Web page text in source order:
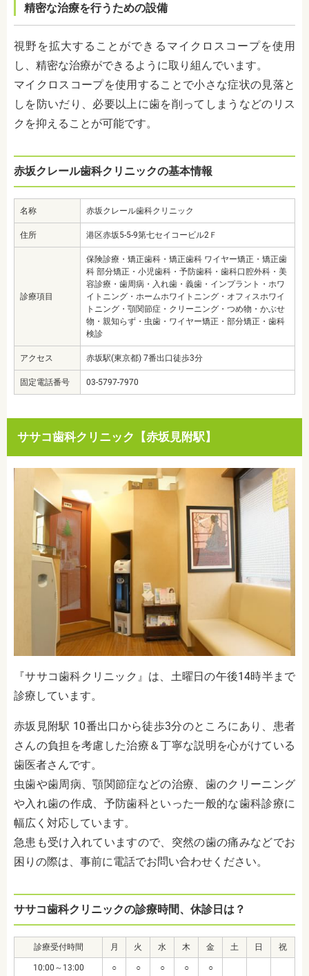
精密な治療を行うための設備
視野を拡大することができるマイクロスコープを使用
し、精密な治療ができるように取り組んでいます。
マイクロスコープを使用することで小さな症状の見落と
しを防いだり、必要以上に歯を削ってしまうなどのリス
クを抑えることが可能です。
赤坂クレール歯科クリニックの基本情報
名称 赤坂クレール歯科クリニック
住所 港区赤坂5-5-9第七セイコービル2Ｆ
診療項目
保険診療・矯正歯科・矯正歯科 ワイヤー矯正・矯正歯
科 部分矯正・小児歯科・予防歯科・歯科口腔外科・美
容診療・歯周病・入れ歯・義歯・インプラント・ホワ
イトニング・ホームホワイトニング・オフィスホワイ
トニング・顎関節症・クリーニング・つめ物・かぶせ
物・親知らず・虫歯・ワイヤー矯正・部分矯正・歯科
検診
アクセス 赤坂駅(東京都) 7番出口徒歩3分
固定電話番号 03-5797-7970
ササコ歯科クリニック【赤坂見附駅】
『ササコ歯科クリニック』は、土曜日の午後14時半まで
診療しています。
赤坂見附駅 10番出口から徒歩3分のところにあり、患者
さんの負担を考慮した治療＆丁寧な説明を心がけている
歯医者さんです。
虫歯や歯周病、顎関節症などの治療、歯のクリーニング
や入れ歯の作成、予防歯科といった一般的な歯科診療に
幅広く対応しています。
急患も受け入れていますので、突然の歯の痛みなどでお
困りの際は、事前に電話でお問い合わせください。
ササコ歯科クリニックの診療時間、休診日は？
診療受付時間 月 火 水 木 金 土 日 祝
10:00～13:00 ○ ○ ○ ○ ○